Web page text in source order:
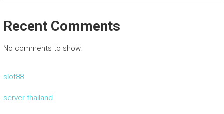
Recent Comments
No comments to show.
slot88
server thailand